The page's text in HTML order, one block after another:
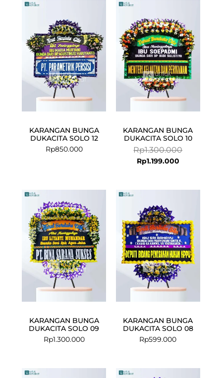
KARANGAN BUNGA
DUKACITA SOLO 12
Rp850.000
KARANGAN BUNGA
DUKACITA SOLO 10
Rp1.300.000
was:
Rp1.199.000
is:
Rp1.199.000.
KARANGAN BUNGA
DUKACITA SOLO 09
Rp1.300.000
KARANGAN BUNGA
DUKACITA SOLO 08
Rp599.000